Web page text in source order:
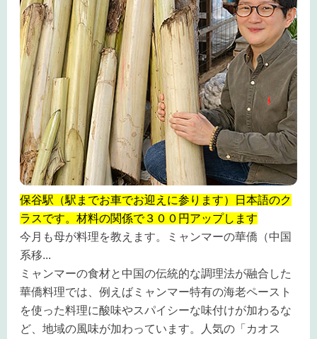
保谷駅（駅までお車でお迎えに参ります）日本語のク
ラスです。材料の関係で３００円アップします
今月も母が料理を教えます。ミャンマーの華僑（中国
系移...
ミャンマーの食材と中国の伝統的な調理法が融合した
華僑料理では、例えばミャンマー特有の海老ペースト
を使った料理に酸味やスパイシーな味付けが加わるな
ど、地域の風味が加わっています。人気の「カオス